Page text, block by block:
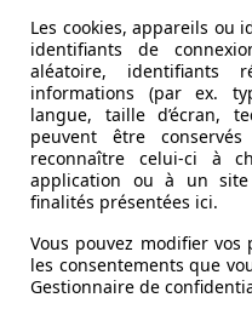
Les cookies, appareils ou
identifiants de
aléatoire, identifiants
informations (par ex.
langue, taille d’écran,
peuvent être
reconnaître celui-ci à
application ou à un
finalités présentées ici.
Vous pouvez modifier
les consentements que
Gestionnaire de